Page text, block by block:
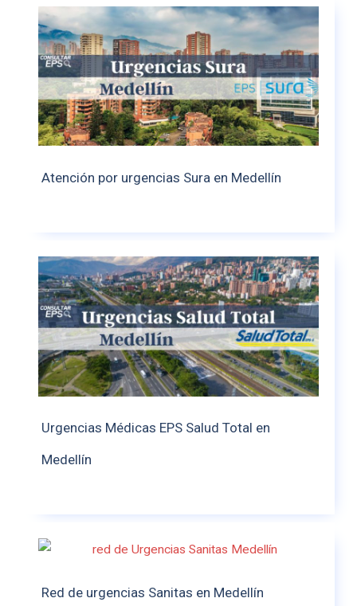
Atención por urgencias Sura en Medellín
Urgencias Médicas EPS Salud Total en
Medellín
Red de urgencias Sanitas en Medellín